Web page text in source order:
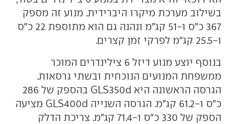
בשילוב מערכת מיקרו היברידית. מנוע זה מספק
367 כ"ס ו-51 קג"מ ונהנה גם הוא מתוספת 22 כ"ס
ו-25.5 קג"מ לפרקי זמן קצרים.
בנוסף יוצע מנוע דיזל 6 צילינדרים המוכר
ממשפחת המנועים הנוכחית ובשתי גרסאות.
הגרסה הראשונה היא GLS350d בהספק של 286
כ"ס ו-61.2 קג"מ. הגרסה השנייה GLS400d מציעה
הספק של 330 כ"ס ו-71.4 קג"מ. צריכת הדלק